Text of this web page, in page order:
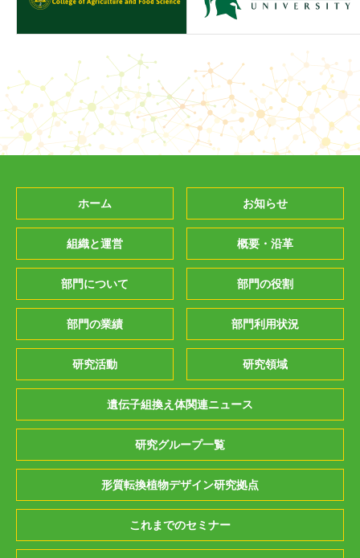
ホーム お知らせ
組織と運営 概要・沿革
部門について 部門の役割
部門の業績 部門利用状況
研究活動 研究領域
遺伝子組換え体関連ニュース
研究グループ一覧
形質転換植物デザイン研究拠点
これまでのセミナー